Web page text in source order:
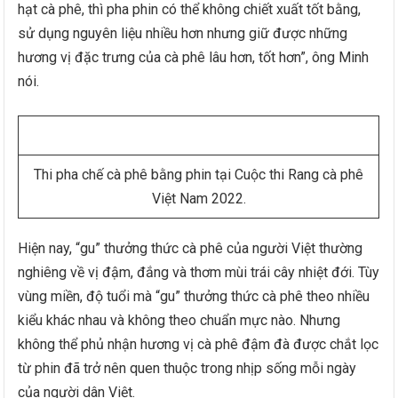
hạt cà phê, thì pha phin có thể không chiết xuất tốt bằng,
sử dụng nguyên liệu nhiều hơn nhưng giữ được những
hương vị đặc trưng của cà phê lâu hơn, tốt hơn”, ông Minh
nói.
Thi pha chế cà phê bằng phin tại Cuộc thi Rang cà phê
Việt Nam 2022.
Hiện nay, “gu” thưởng thức cà phê của người Việt thường
nghiêng về vị đậm, đắng và thơm mùi trái cây nhiệt đới. Tùy
vùng miền, độ tuổi mà “gu” thưởng thức cà phê theo nhiều
kiểu khác nhau và không theo chuẩn mực nào. Nhưng
không thể phủ nhận hương vị cà phê đậm đà được chắt lọc
từ phin đã trở nên quen thuộc trong nhịp sống mỗi ngày
của người dân Việt.